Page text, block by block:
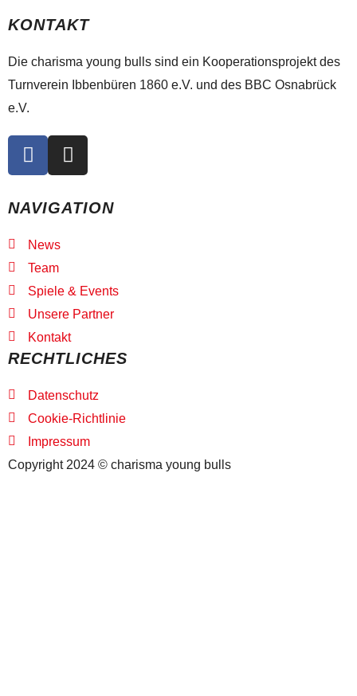
e
o
o
k
t
g
r
KONTAKT
Die charisma young bulls sind ein Kooperationsprojekt des
Turnverein Ibbenbüren 1860 e.V. und des BBC Osnabrück
e.V.
F
a
e
o
o
k
I
n
t
a
m
NAVIGATION
News
Team
Spiele & Events
Unsere Partner
Kontakt
RECHTLICHES
Datenschutz
Cookie-Richtlinie
Impressum
Copyright 2024 © charisma young bulls